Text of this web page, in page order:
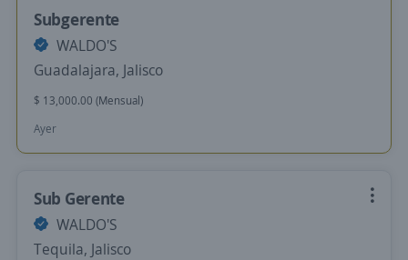
Subgerente
WALDO'S
Guadalajara, Jalisco
$ 13,000.00 (Mensual)
Ayer
Sub Gerente
WALDO'S
Tequila, Jalisco